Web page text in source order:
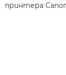
принтера